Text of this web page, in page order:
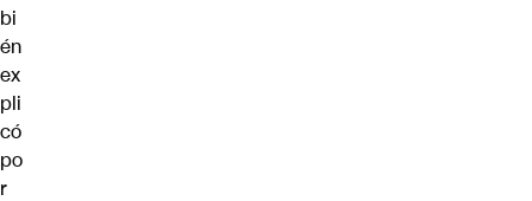
bi
én
ex
pli
có
po
r